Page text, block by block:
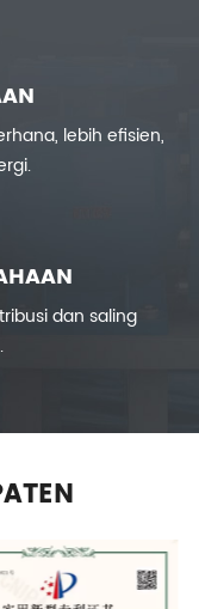
lebih efisien,
dan saling